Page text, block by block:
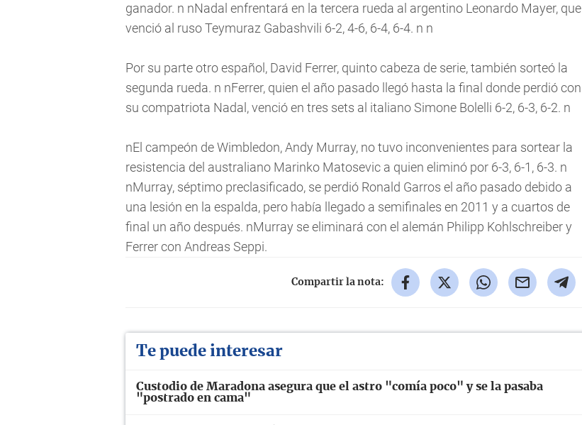
ganador. n nNadal enfrentará en la tercera rueda al argentino Leonardo Mayer, que
venció al ruso Teymuraz Gabashvili 6-2, 4-6, 6-4, 6-4. n n
Por su parte otro español, David Ferrer, quinto cabeza de serie, también sorteó la
segunda rueda. n nFerrer, quien el año pasado llegó hasta la final donde perdió con
su compatriota Nadal, venció en tres sets al italiano Simone Bolelli 6-2, 6-3, 6-2. n
nEl campeón de Wimbledon, Andy Murray, no tuvo inconvenientes para sortear la
resistencia del australiano Marinko Matosevic a quien eliminó por 6-3, 6-1, 6-3. n
nMurray, séptimo preclasificado, se perdió Ronald Garros el año pasado debido a
una lesión en la espalda, pero había llegado a semifinales en 2011 y a cuartos de
final un año después. nMurray se eliminará con el alemán Philipp Kohlschreiber y
Ferrer con Andreas Seppi.
Compartir la nota:
Te puede interesar
Custodio de Maradona asegura que el astro "comía poco" y se la pasaba
"postrado en cama"